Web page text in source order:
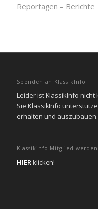
Reportagen – Berichte
Spenden an KlassikInfo
Leider ist KlassikInfo nicht
Sie KlassikInfo
erhalten und auszubauen.
Klassikinfo Mitglied werden
HIER klicken!